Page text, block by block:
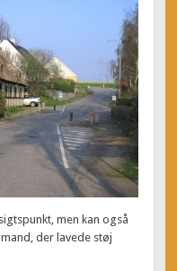
men kan også
der lavede støj